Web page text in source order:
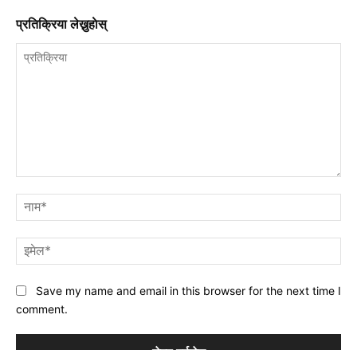
प्रतिक्रिया लेख्नुहाेस्
Save my name and email in this browser for the next time I
comment.